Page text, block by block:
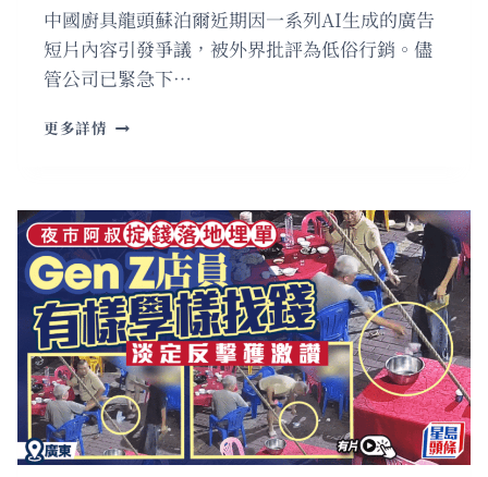
脫
擊
中
後
中國廚具龍頭蘇泊爾近期因一系列AI生成的廣告
短片內容引發爭議，被外界批評為低俗行銷。儘
管公司已緊急下…
更多詳情
廣
告
內
容
惹
議
股
價
連
跌
四
日